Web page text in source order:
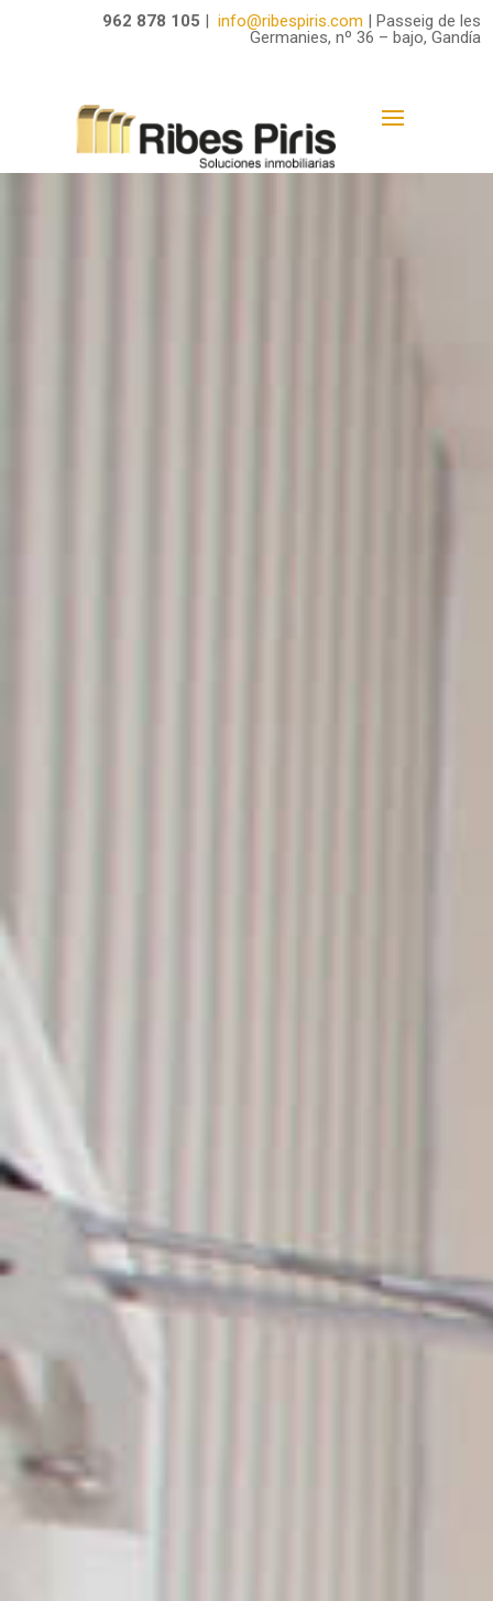
962 878 105 | info@ribespiris.com | Passeig de les
Germanies, nº 36 – bajo, Gandía